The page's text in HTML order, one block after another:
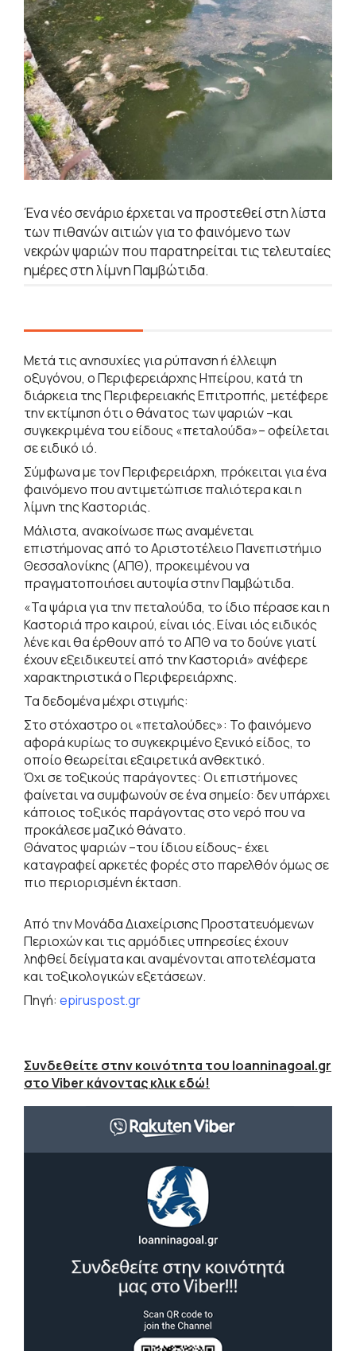
Ένα νέο σενάριο έρχεται να προστεθεί στη λίστα
των πιθανών αιτιών για το φαινόμενο των
νεκρών ψαριών που παρατηρείται τις τελευταίες
ημέρες στη λίμνη Παμβώτιδα.
Μετά τις ανησυχίες για ρύπανση ή έλλειψη
οξυγόνου, ο Περιφερειάρχης Ηπείρου, κατά τη
διάρκεια της Περιφερειακής Επιτροπής, μετέφερε
την εκτίμηση ότι ο θάνατος των ψαριών –και
συγκεκριμένα του είδους «πεταλούδα»– οφείλεται
σε ειδικό ιό.
Σύμφωνα με τον Περιφερειάρχη, πρόκειται για ένα
φαινόμενο που αντιμετώπισε παλιότερα και η
λίμνη της Καστοριάς.
Μάλιστα, ανακοίνωσε πως αναμένεται
επιστήμονας από το Αριστοτέλειο Πανεπιστήμιο
Θεσσαλονίκης (ΑΠΘ), προκειμένου να
πραγματοποιήσει αυτοψία στην Παμβώτιδα.
«Τα ψάρια για την πεταλούδα, το ίδιο πέρασε και η
Καστοριά προ καιρού, είναι ιός. Είναι ιός ειδικός
λένε και θα έρθουν από το ΑΠΘ να το δούνε γιατί
έχουν εξειδικευτεί από την Καστοριά» ανέφερε
χαρακτηριστικά ο Περιφερειάρχης.
Τα δεδομένα μέχρι στιγμής:
Στο στόχαστρο οι «πεταλούδες»: Το φαινόμενο
αφορά κυρίως το συγκεκριμένο ξενικό είδος, το
οποίο θεωρείται εξαιρετικά ανθεκτικό.
Όχι σε τοξικούς παράγοντες: Οι επιστήμονες
φαίνεται να συμφωνούν σε ένα σημείο: δεν υπάρχει
κάποιος τοξικός παράγοντας στο νερό που να
προκάλεσε μαζικό θάνατο.
Θάνατος ψαριών –του ίδιου είδους- έχει
καταγραφεί αρκετές φορές στο παρελθόν όμως σε
πιο περιορισμένη έκταση.
Από την Μονάδα Διαχείρισης Προστατευόμενων
Περιοχών και τις αρμόδιες υπηρεσίες έχουν
ληφθεί δείγματα και αναμένονται αποτελέσματα
και τοξικολογικών εξετάσεων.
Πηγή: epiruspost.gr
Συνδεθείτε στην κοινότητα του Ioanninagoal.gr
στο Viber κάνοντας κλικ εδώ!